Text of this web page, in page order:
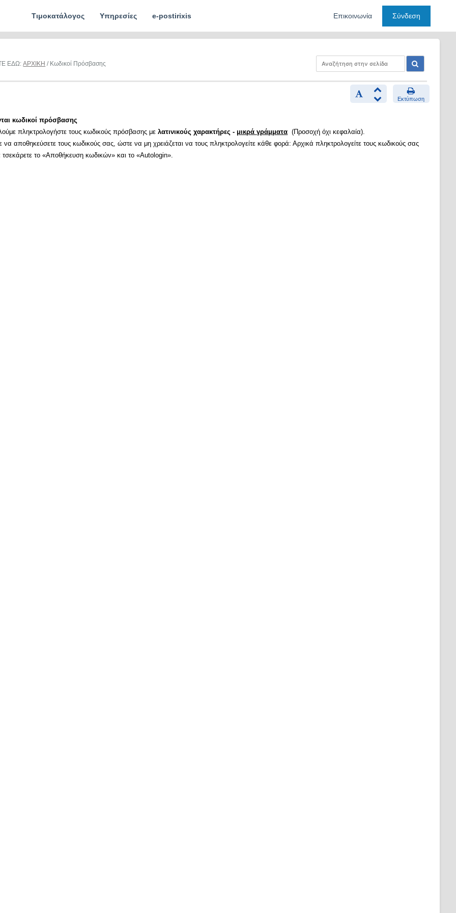
Τιμοκατάλογος Υπηρεσίες e-postirixis Επικοινωνία Σύνδεση
ΕΔΩ:ΑΡΧΙΚΗ / Κωδικοί Πρόσβασης
Εκτύπωση
κωδικοί πρόσβασης
πληκτρολογήστε τους κωδικούς πρόσβασης μελατινικούς χαρακτήρες - μικρά γράμματα (Προσοχή όχι κεφαλαία).
να αποθηκεύσετε τους κωδικούς σας, ώστε να μη χρειάζεται να τους πληκτρολογείτε κάθε φορά: Αρχικά πληκτρολογείτε τους κωδικούς σας
τσεκάρετε το «Αποθήκευση κωδικών» και το «Autologin».